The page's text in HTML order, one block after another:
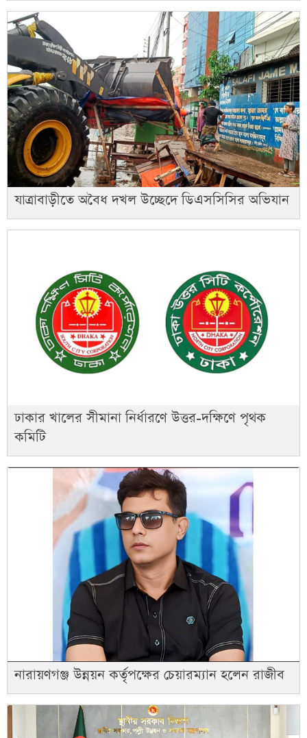
যাত্রাবাড়ীতে অবৈধ দখল উচ্ছেদে ডিএসসিসির অভিযান
ঢাকার খালের সীমানা নির্ধারণে উত্তর-দক্ষিণে পৃথক
কমিটি
নারায়ণগঞ্জ উন্নয়ন কর্তৃপক্ষের চেয়ারম্যান হলেন রাজীব